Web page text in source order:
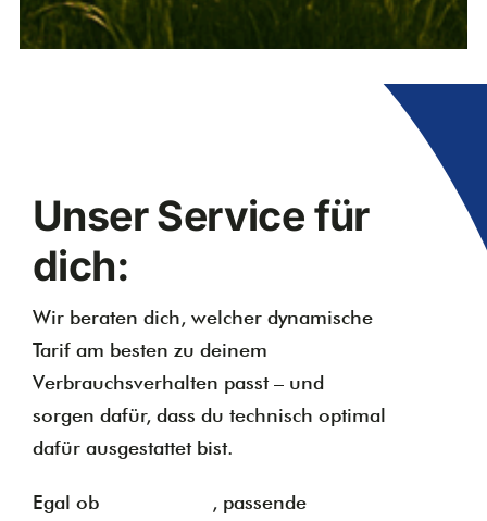
Unser Service für
dich:
Wir beraten dich, welcher dynamische
Tarif am besten zu deinem
Verbrauchsverhalten passt – und
sorgen dafür, dass du technisch optimal
dafür ausgestattet bist.
Egal ob
, passende